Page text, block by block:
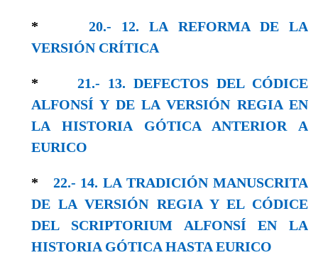
* 20.- 12. LA REFORMA DE LA
VERSIÓN CRÍTICA
* 21.- 13. DEFECTOS DEL CÓDICE
ALFONSÍ Y DE LA VERSIÓN REGIA EN
LA HISTORIA GÓTICA ANTERIOR A
EURICO
* 22.- 14. LA TRADICIÓN MANUSCRITA
DE LA VERSIÓN REGIA Y EL CÓDICE
DEL SCRIPTORIUM ALFONSÍ EN LA
HISTORIA GÓTICA HASTA EURICO